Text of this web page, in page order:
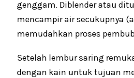
genggam. Diblender atau
mencampir air secukupnya
memudahkan proses
Setelah lembur saring
dengan kain untuk tujuan